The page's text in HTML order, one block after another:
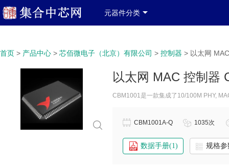
元器件分类
产品分类 产品列表 中文简体 登录 免费注册
首页 > 产品中心 > 芯佰微电子（北京）有限公司 > 控制器 > 以太网
以太网 MAC 控制器
CBM1001是一款集成了10/100M PHY,
CBM1001A-Q 1035次
数据手册(1) 规格参